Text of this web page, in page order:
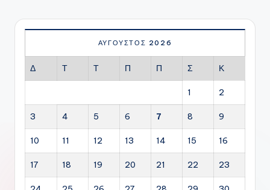
ΑΎΓΟΥΣΤΟΣ 2026
Δ Τ Τ Π Π Σ Κ
1 2
3 4 5 6 7 8 9
10 11 12 13 14 15 16
17 18 19 20 21 22 23